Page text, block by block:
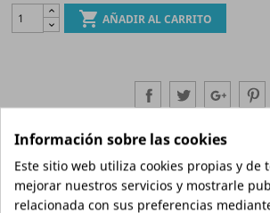
 AÑADIR AL CARRITO
Características Cómo hacer mi pedido Plazos
Información sobre las cookies
Este sitio web utiliza cookies propias y de
mejorar nuestros servicios y mostrarle
relacionada con sus preferencias